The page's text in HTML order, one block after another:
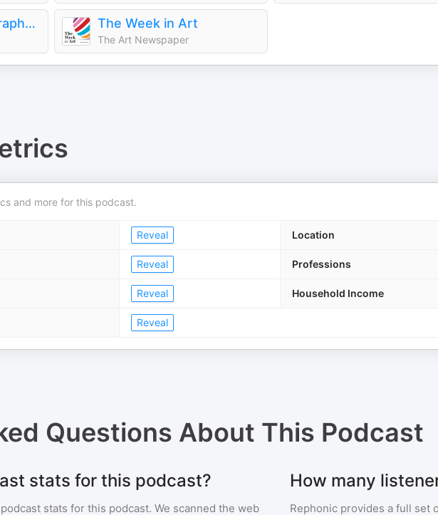
LensWork - Photography and the Creative Process The Week in Art
The Art Newspaper
and more for this podcast.
Reveal Location
Reveal Professions
Reveal Household Income
Reveal
Questions About This Podcast
stats for this podcast?
stats for this podcast. We scanned the web
How many
Rephonic provides a full set